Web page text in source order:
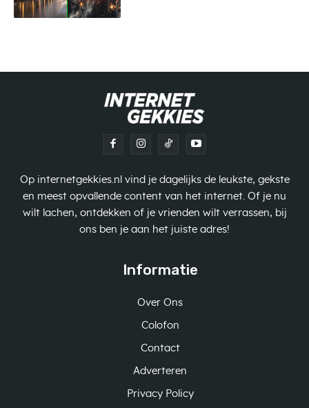
Op internetgekkies.nl vind je dagelijks de leukste, gekste
en meest opvallende content van het internet. Of je nu
wilt lachen, ontdekken of je vrienden wilt verrassen, bij
ons ben je aan het juiste adres!
Informatie
Over Ons
Colofon
Contact
Adverteren
Privacy Policy